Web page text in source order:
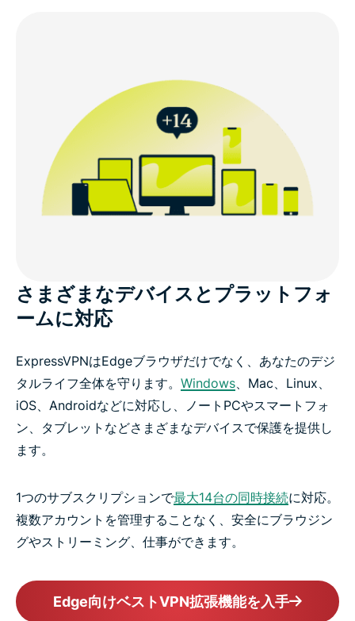
さまざまなデバイスとプラットフォ
ームに対応
ExpressVPNはEdgeブラウザだけでなく、あなたのデジ
タルライフ全体を守ります。 Windows、Mac、Linux、
iOS、Androidなどに対応し、ノートPCやスマートフォ
ン、タブレットなどさまざまなデバイスで保護を提供し
ます。
1つのサブスクリプションで最大14台の同時接続に対応。
複数アカウントを管理することなく、安全にブラウジン
グやストリーミング、仕事ができます。
Edge向けベストVPN拡張機能を入手